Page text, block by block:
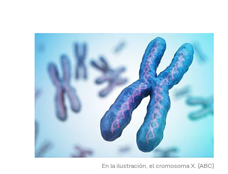
En la ilustración, el cromosoma X. (ABC)